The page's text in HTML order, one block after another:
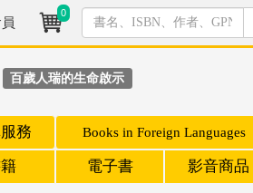
0
百歲人瑞的生命啟示
務 Books in Foreign Languages
電子書 影音商品